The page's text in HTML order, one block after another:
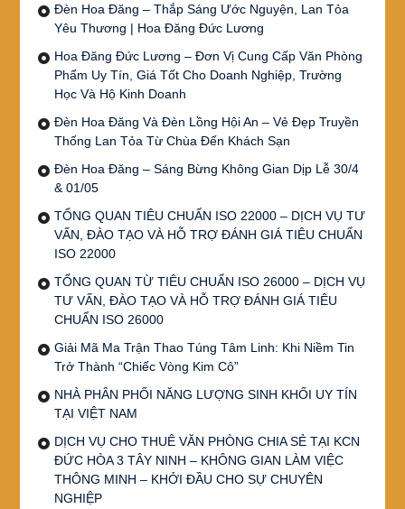
Đèn Hoa Đăng – Thắp Sáng Ước Nguyện, Lan Tỏa
Yêu Thương | Hoa Đăng Đức Lương
Hoa Đăng Đức Lương – Đơn Vị Cung Cấp Văn Phòng
Phẩm Uy Tín, Giá Tốt Cho Doanh Nghiệp, Trường
Học Và Hộ Kinh Doanh
Đèn Hoa Đăng Và Đèn Lồng Hội An – Vẻ Đẹp Truyền
Thống Lan Tỏa Từ Chùa Đến Khách Sạn
Đèn Hoa Đăng – Sáng Bừng Không Gian Dịp Lễ 30/4
& 01/05
TỔNG QUAN TIÊU CHUẨN ISO 22000 – DỊCH VỤ TƯ
VẤN, ĐÀO TẠO VÀ HỖ TRỢ ĐÁNH GIÁ TIÊU CHUẨN
ISO 22000
TỔNG QUAN TỪ TIÊU CHUẨN ISO 26000 – DỊCH VỤ
TƯ VẤN, ĐÀO TẠO VÀ HỖ TRỢ ĐÁNH GIÁ TIÊU
CHUẨN ISO 26000
Giải Mã Ma Trận Thao Túng Tâm Linh: Khi Niềm Tin
Trở Thành “Chiếc Vòng Kim Cô”
NHÀ PHÂN PHỐI NĂNG LƯỢNG SINH KHỐI UY TÍN
TẠI VIỆT NAM
DỊCH VỤ CHO THUÊ VĂN PHÒNG CHIA SẺ TẠI KCN
ĐỨC HÒA 3 TÂY NINH – KHÔNG GIAN LÀM VIỆC
THÔNG MINH – KHỞI ĐẦU CHO SỰ CHUYÊN
NGHIỆP